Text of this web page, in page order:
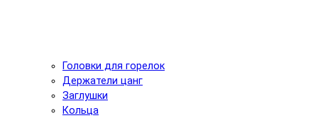
Головки для горелок
Держатели цанг
Заглушки
Кольца